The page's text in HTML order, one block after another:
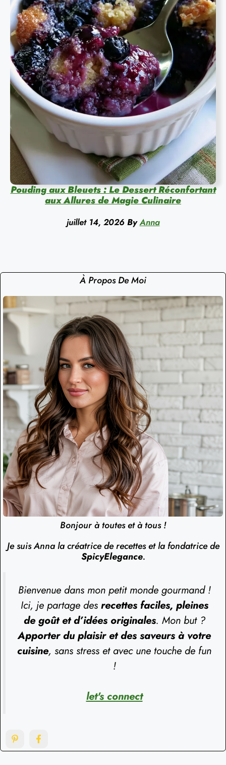
Pouding aux Bleuets : Le Dessert Réconfortant
aux Allures de Magie Culinaire
juillet 14, 2026 By Anna
À Propos De Moi
Bonjour à toutes et à tous !
Je suis Anna la créatrice de recettes et la fondatrice de
SpicyElegance.
Bienvenue dans mon petit monde gourmand !
Ici, je partage des recettes faciles, pleines
de goût et d’idées originales. Mon but ?
Apporter du plaisir et des saveurs à votre
cuisine, sans stress et avec une touche de fun
!
let's connect